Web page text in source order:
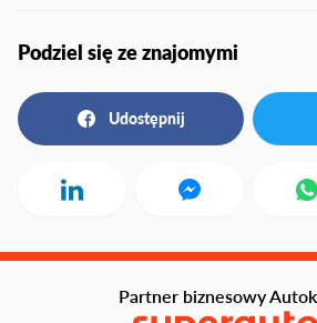
Podziel się ze znajomymi
Udostępnij
Partner biznesowy